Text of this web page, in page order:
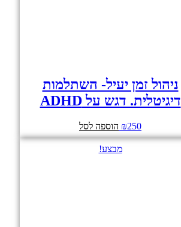
ניהול זמן יעיל- השתלמות
דיגיטלית. דגש על ADHD
₪250 הוספה לסל
מבצע!